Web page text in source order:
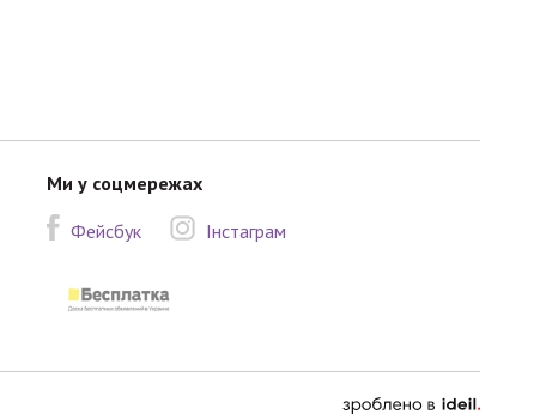
Ми у соцмережах
Фейсбук
Інстаграм
зроблено